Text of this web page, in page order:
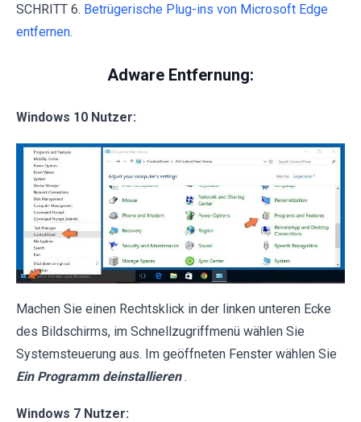
SCHRITT 6. Betrügerische Plug-ins von Microsoft Edge
entfernen.
Adware Entfernung:
Windows 10 Nutzer:
Machen Sie einen Rechtsklick in der linken unteren Ecke
des Bildschirms, im Schnellzugriffmenü wählen Sie
Systemsteuerung aus. Im geöffneten Fenster wählen Sie
Ein Programm deinstallieren .
Windows 7 Nutzer: